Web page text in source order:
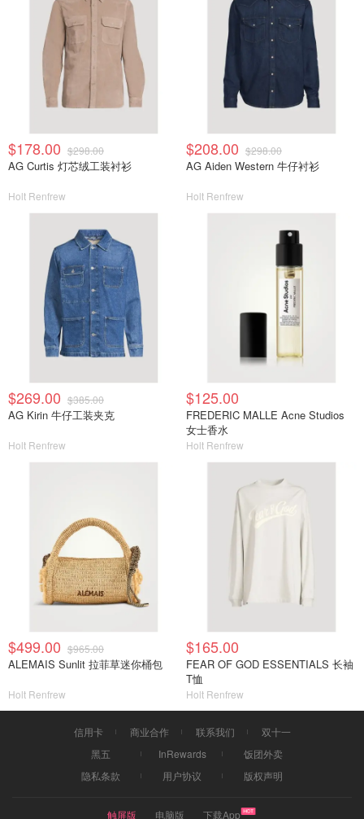
$178.00 $298.00
AG Curtis 灯芯绒工装衬衫
Holt Renfrew
$208.00 $298.00
AG Aiden Western 牛仔衬衫
Holt Renfrew
$269.00 $385.00
AG Kirin 牛仔工装夹克
Holt Renfrew
$125.00
FREDERIC MALLE Acne Studios
女士香水
Holt Renfrew
$499.00 $965.00
ALEMAIS Sunlit 拉菲草迷你桶包
Holt Renfrew
$165.00
FEAR OF GOD ESSENTIALS 长袖
T恤
Holt Renfrew
信用卡 商业合作 联系我们
双十一
黑五
InRewards
饭团外卖
隐私条款
用户协议 版权声明
触屏版 电脑版 下载App